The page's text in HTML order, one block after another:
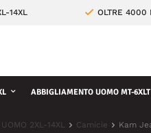
14XL OLTRE 4000
ABBIGLIAMENTO UOMO MT-6XLT
2XL-14XL Camicie Kam